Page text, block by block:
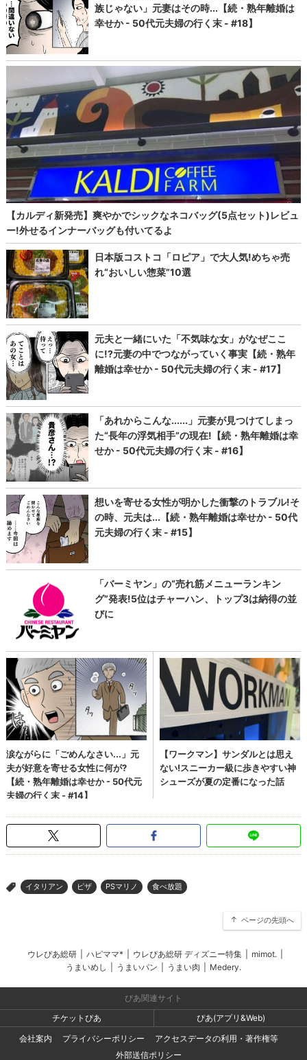
> イタリアン ピザ PSマリノ 食べ放題
ページの先頭へ
ウレぴあ総研 ハピママ* ウレぴあ総研 ディズニー特集 mimot.
うまいめし
うまいパン うまい肉 Medery.
ぴあ関連サイト
チケットぴあ
ぴあ(アプリ&Web)
会社案内
プライバシーポリシー
アクセスデータの利用・著作権等
外部送信ポリシー